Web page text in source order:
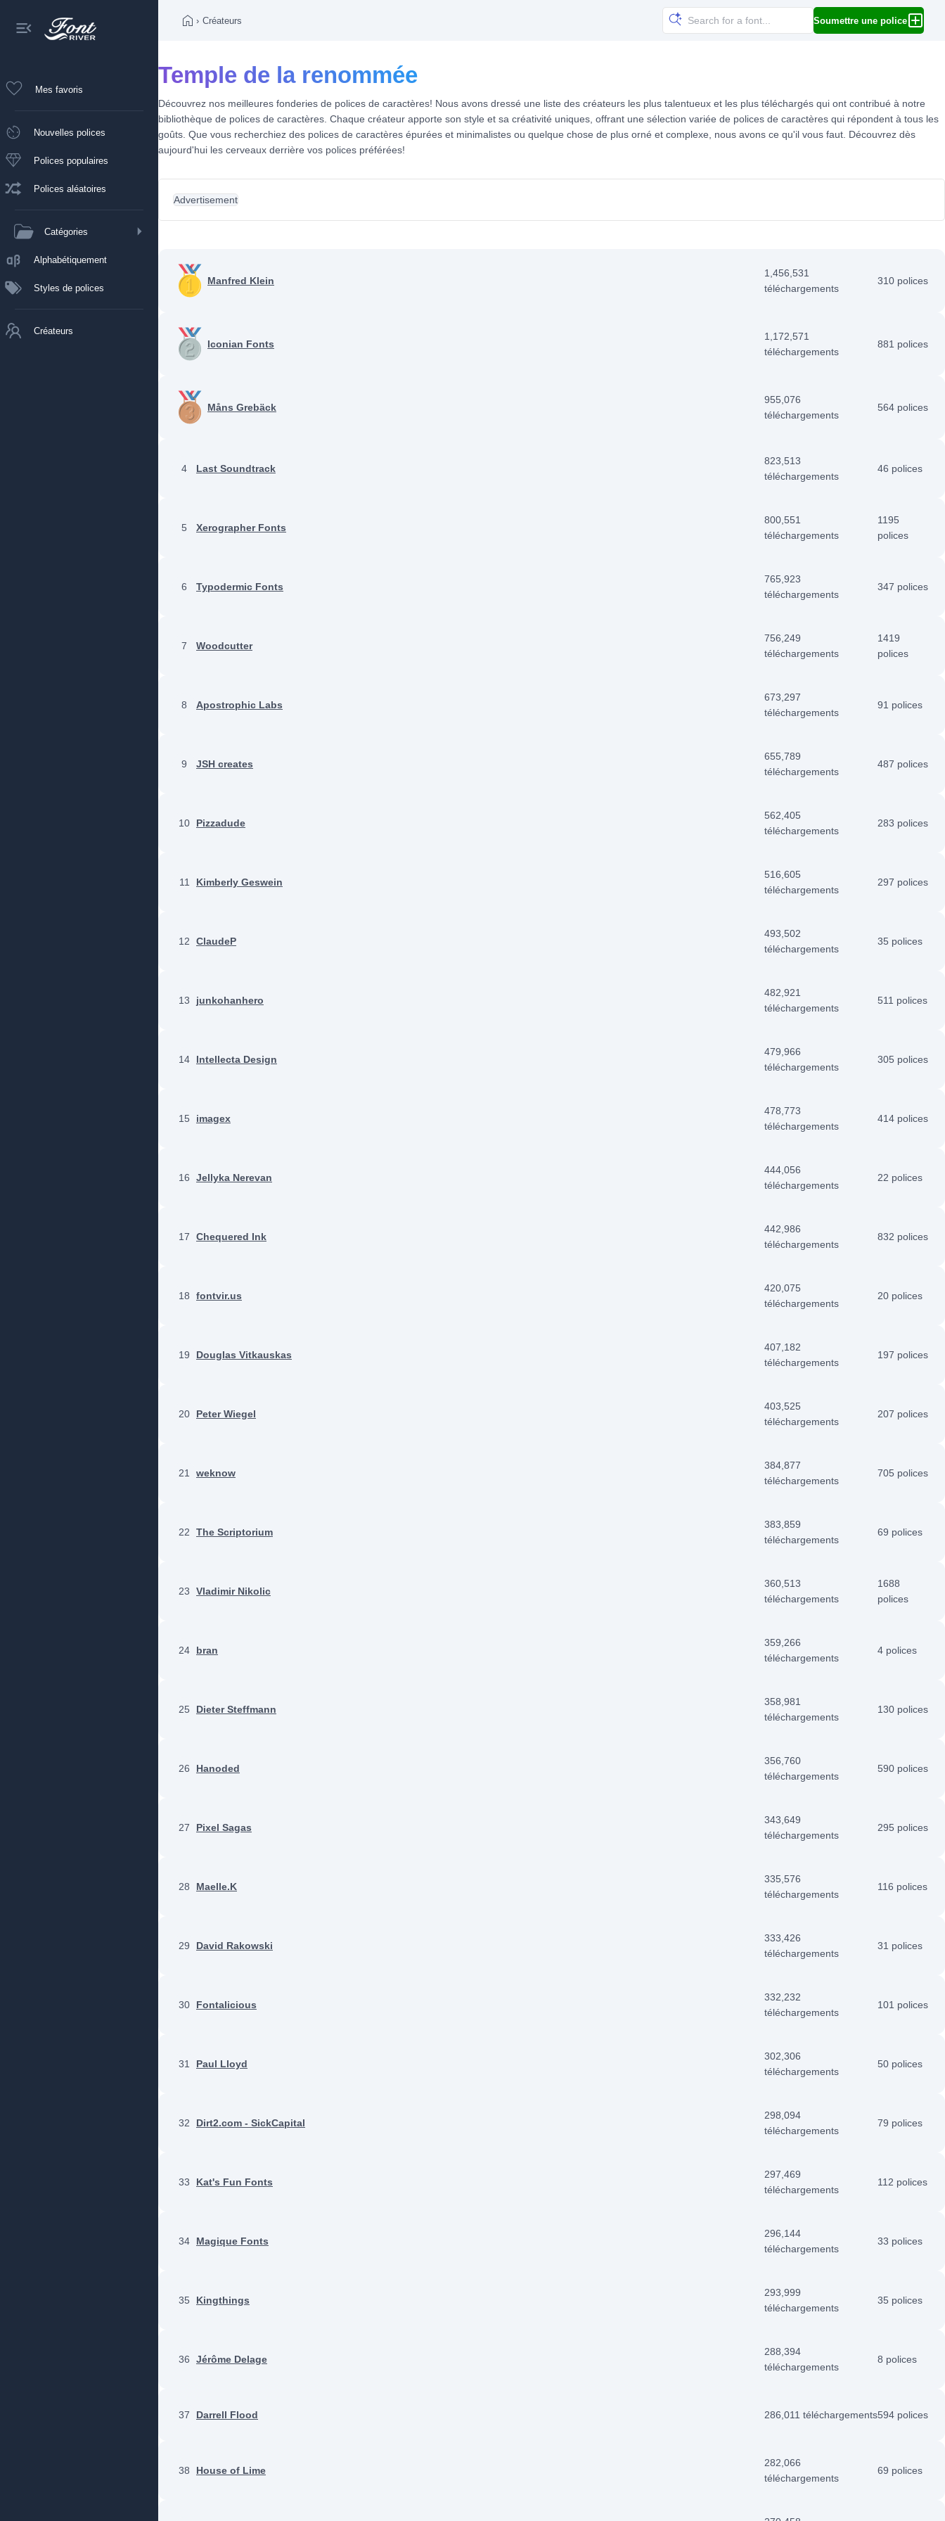
Mes favoris
Nouvelles polices
Polices populaires
Polices aléatoires
Catégories
Alphabétiquement
Styles de polices
Créateurs
› Créateurs Soumettre une police
Temple de la renommée
Découvrez nos meilleures fonderies de polices de caractères! Nous avons dressé une liste des créateurs les plus talentueux et les plus téléchargés qui ont contribué à notre
bibliothèque de polices de caractères. Chaque créateur apporte son style et sa créativité uniques, offrant une sélection variée de polices de caractères qui répondent à tous les
goûts. Que vous recherchiez des polices de caractères épurées et minimalistes ou quelque chose de plus orné et complexe, nous avons ce qu'il vous faut. Découvrez dès
aujourd'hui les cerveaux derrière vos polices préférées!
Advertisement
Manfred Klein
1,456,531
téléchargements
310 polices
Iconian Fonts
1,172,571
téléchargements
881 polices
Måns Grebäck
955,076
téléchargements
564 polices
4 Last Soundtrack
823,513
téléchargements
46 polices
5 Xerographer Fonts
800,551
téléchargements
1195
polices
6 Typodermic Fonts
765,923
téléchargements
347 polices
7 Woodcutter
756,249
téléchargements
1419
polices
8 Apostrophic Labs
673,297
téléchargements
91 polices
9 JSH creates
655,789
téléchargements
487 polices
10 Pizzadude
562,405
téléchargements
283 polices
11 Kimberly Geswein
516,605
téléchargements
297 polices
12 ClaudeP
493,502
téléchargements
35 polices
13 junkohanhero
482,921
téléchargements
511 polices
14 Intellecta Design
479,966
téléchargements
305 polices
15 imagex
478,773
téléchargements
414 polices
16 Jellyka Nerevan
444,056
téléchargements
22 polices
17 Chequered Ink
442,986
téléchargements
832 polices
18 fontvir.us
420,075
téléchargements
20 polices
19 Douglas Vitkauskas
407,182
téléchargements
197 polices
20 Peter Wiegel
403,525
téléchargements
207 polices
21 weknow
384,877
téléchargements
705 polices
22 The Scriptorium
383,859
téléchargements
69 polices
23 Vladimir Nikolic
360,513
téléchargements
1688
polices
24 bran
359,266
téléchargements
4 polices
25 Dieter Steffmann
358,981
téléchargements
130 polices
26 Hanoded
356,760
téléchargements
590 polices
27 Pixel Sagas
343,649
téléchargements
295 polices
28 Maelle.K
335,576
téléchargements
116 polices
29 David Rakowski
333,426
téléchargements
31 polices
30 Fontalicious
332,232
téléchargements
101 polices
31 Paul Lloyd
302,306
téléchargements
50 polices
32 Dirt2.com - SickCapital
298,094
téléchargements
79 polices
33 Kat's Fun Fonts
297,469
téléchargements
112 polices
34 Magique Fonts
296,144
téléchargements
33 polices
35 Kingthings
293,999
téléchargements
35 polices
36 Jérôme Delage
288,394
téléchargements
8 polices
37 Darrell Flood 286,011 téléchargements594 polices
38 House of Lime
282,066
téléchargements
69 polices